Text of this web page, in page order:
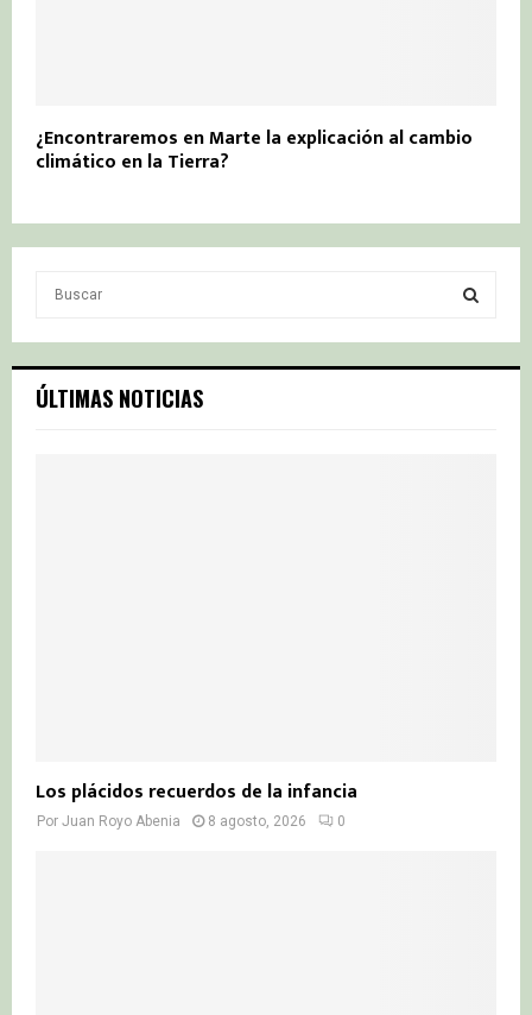
¿Encontraremos en Marte la explicación al cambio
climático en la Tierra?
c
h
S
ÚLTIMAS NOTICIAS
Los plácidos recuerdos de la infancia
Por Juan Royo Abenia 8 agosto, 2026 0